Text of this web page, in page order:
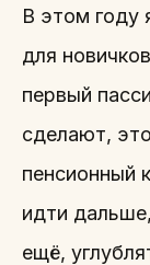
В этом году
для
первый
сделают,
пенсионный
идти
ещё,